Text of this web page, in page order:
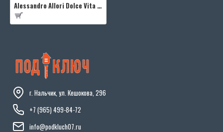
Alessandro Allori Dolce Vita RDV2409-4
г. Нальчик, ул. Кешокова, 296
+7 (965) 499-84-72
info@podkluch07.ru